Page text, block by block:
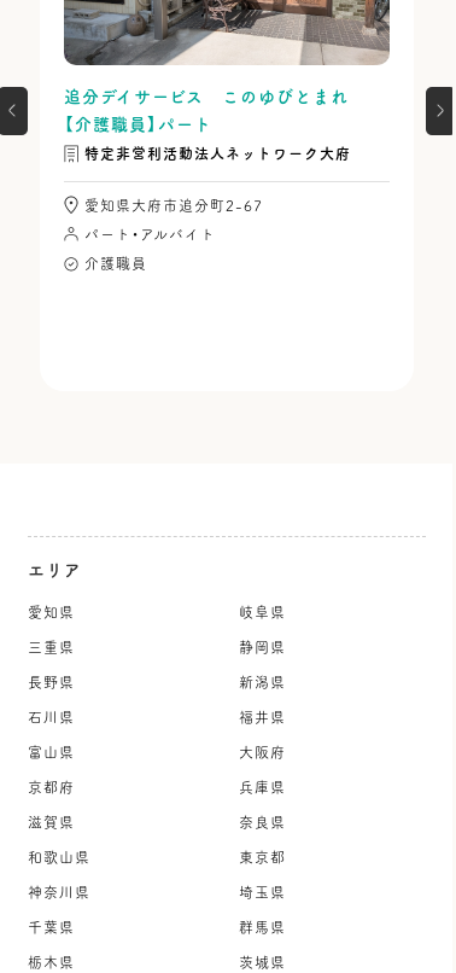
追分デイサービス このゆびとまれ
【介護職員】パート
特定非営利活動法人ネットワーク大府
愛知県大府市追分町2-67
パート・アルバイト
介護職員
エリア
愛知県 岐阜県
三重県 静岡県
長野県 新潟県
石川県 福井県
富山県 大阪府
京都府 兵庫県
滋賀県 奈良県
和歌山県 東京都
神奈川県 埼玉県
千葉県 群馬県
栃木県 茨城県